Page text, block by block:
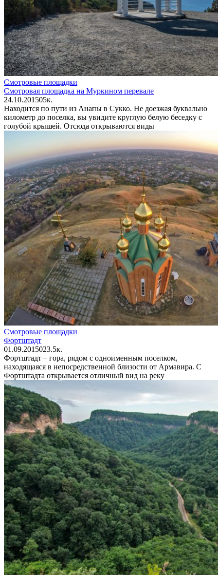
Смотровые площадки
Смотровая площадка на Муркином перевале
24.10.201505к.
Находится по пути из Анапы в Сукко. Не доезжая буквально
километр до поселка, вы увидите круглую белую беседку с
голубой крышей. Отсюда открываются виды
Смотровые площадки
Фортштадт
01.09.2015023.5к.
Фортштадт – гора, рядом с одноименным поселком,
находящаяся в непосредственной близости от Армавира. С
Фортштадта открывается отличный вид на реку